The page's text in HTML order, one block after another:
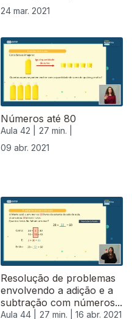
24 mar. 2021
Números até 80
Aula 42 |
27 min. |
09 abr. 2021
Resolução de problemas
envolvendo a adição e a
subtração com números...
Aula 44 | 27 min. | 16 abr. 2021